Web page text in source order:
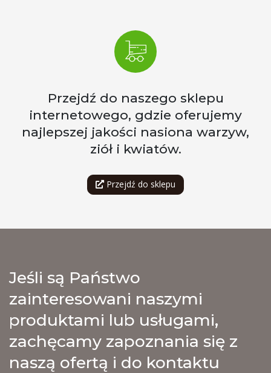
Przejdź do naszego sklepu
internetowego, gdzie oferujemy
najlepszej jakości nasiona warzyw,
ziół i kwiatów.
Przejdź do sklepu
Jeśli są Państwo
zainteresowani naszymi
produktami lub usługami,
zachęcamy zapoznania się z
naszą ofertą i do kontaktu